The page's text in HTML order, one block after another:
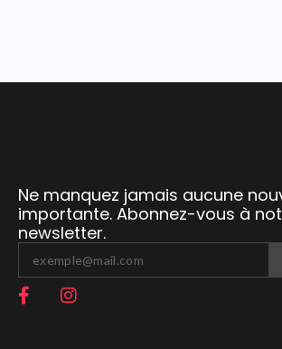
Ne manquez jamais aucune
importante. Abonnez-vous à
newsletter.